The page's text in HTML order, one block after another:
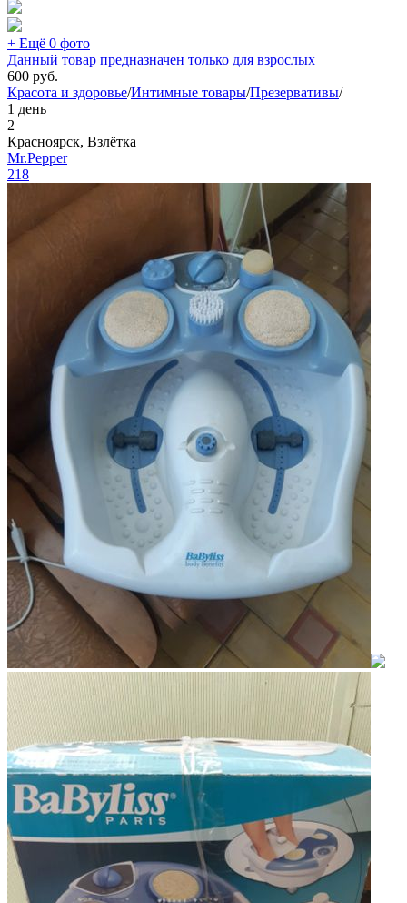
+ Ещё 0 фото
Данный товар предназначен только для взрослых
600 руб.
Красота и здоровье/Интимные товары/Презервативы/
1 день
2
Красноярск, Взлётка
Mr.Pepper
218